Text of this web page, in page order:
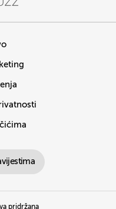
pridržana